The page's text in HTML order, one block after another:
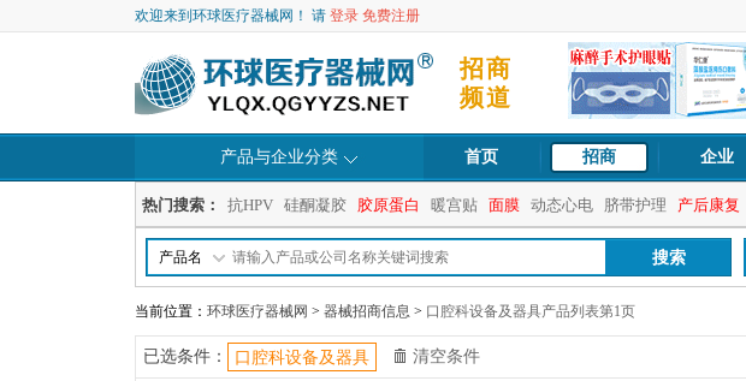
欢迎来到环球医疗器械网！ 请 登录 免费注册
招商
频道
产品与企业分类 首页 招商 企业
热门搜索： 抗HPV 硅酮凝胶 胶原蛋白 暖宫贴 面膜 动态心电 脐带护理 产后康复
产品名
当前位置： 环球医疗器械网 > 器械招商信息 > 口腔科设备及器具产品列表第1页
已选条件： 口腔科设备及器具 清空条件